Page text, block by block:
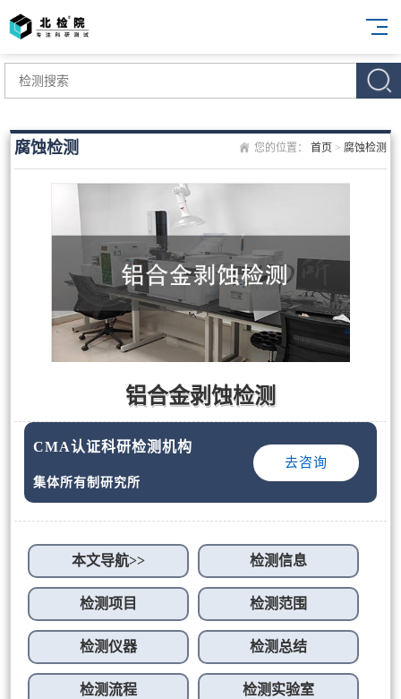
您的位置： 首页 > 腐蚀检测
腐蚀检测
铝合金剥蚀检测
CMA认证科研检测机构
集体所有制研究所
去咨询
本文导航>> 检测信息
检测项目 检测范围
检测仪器 检测总结
检测流程 检测实验室